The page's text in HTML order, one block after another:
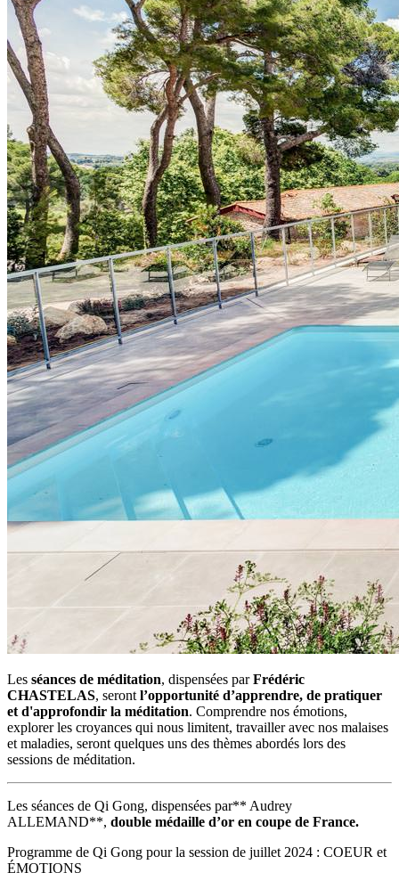
Les séances de méditation, dispensées parFrédéric
CHASTELAS, seront l’opportunité d’apprendre, de pratiquer
et d'approfondir la méditation. Comprendre nos émotions,
explorer les croyances qui nous limitent, travailler avec nos malaises
et maladies, seront quelques uns des thèmes abordés lors des
sessions de méditation.
Les séances de Qi Gong, dispensées par** Audrey
ALLEMAND**, double médaille d’or en coupe de France.
Programme de Qi Gong pour la session de juillet 2024 : COEUR et
ÉMOTIONS